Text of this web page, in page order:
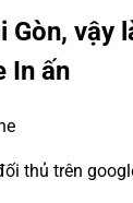
Gòn,
In ấn
thủ trên